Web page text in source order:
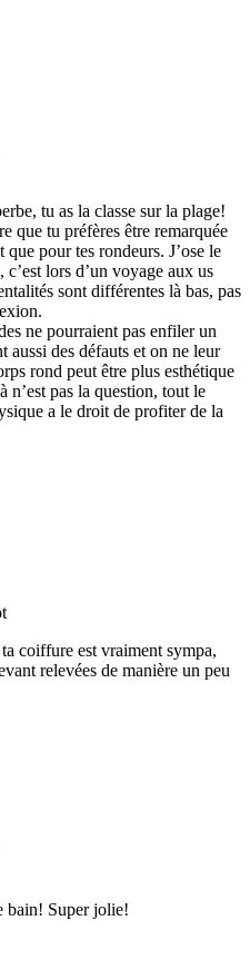
tu as la classe sur la plage!
que tu préfères être remarquée
pour tes rondeurs. J’ose le
c’est lors d’un voyage aux us
sont différentes là bas, pas
ne pourraient pas enfiler un
aussi des défauts et on ne leur
rond peut être plus esthétique
n’est pas la question, tout le
a le droit de profiter de la
coiffure est vraiment sympa,
relevées de manière un peu
bain! Super jolie!